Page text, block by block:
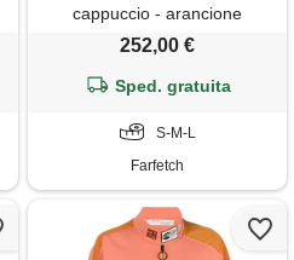
cappuccio - arancione
252,00 €
Sped. gratuita
S-M-L
Farfetch